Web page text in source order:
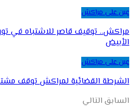
عين على مراكش
مراكش.. توقيف قاصر للاشتباه في
الأبيض
عين على مراكش
الشرطة القضائية لمراكش توقف
السابق التالي